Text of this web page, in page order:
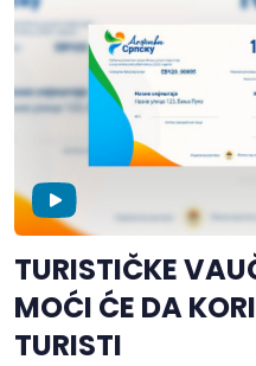
TURISTIČKE
MOĆI ĆE DA
TURISTI